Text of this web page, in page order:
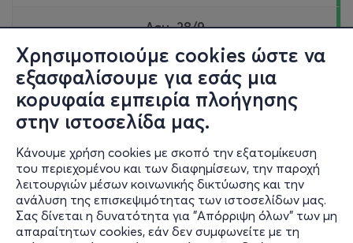
Χρησιμοποιούμε cookies ώστε να
εξασφαλίσουμε για εσάς μια
κορυφαία εμπειρία πλοήγησης
στην ιστοσελίδα μας.
Κάνουμε χρήση cookies με σκοπό την εξατομίκευση
του περιεχομένου και των διαφημίσεων, την παροχή
λειτουργιών μέσων κοινωνικής δικτύωσης και την
ανάλυση της επισκεψιμότητας των ιστοσελίδων μας.
Σας δίνεται η δυνατότητα για "Απόρριψη όλων" των μη
απαραίτητων cookies, εάν δεν συμφωνείτε με τη
Δευ, 28/9
Γενική Είσοδος + STREET OUTDOORS DJ SET|
Μονοήμερο εισιτήριο χωρίς περιορισμό στο
ωράριο προσέλευσης
Πειραιώς 100 & Περσεφόνης
Τεχνόπολη Δήμου Αθηναίων - Γκάζι, Αττική
5€
Εισιτήρια